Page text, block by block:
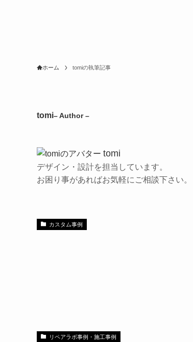
ホーム tomiの執筆記事
tomi– Author –
tomi
デザイン・設計を担当しています。
お困り事があればお気軽にご相談下さい。
カスタム事例
リペアラボ事例・施工事例